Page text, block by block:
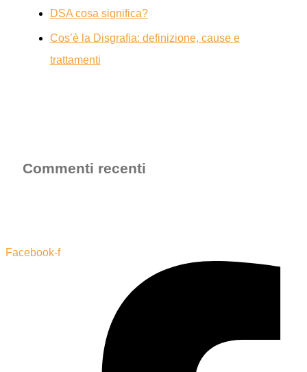
DSA cosa significa?
Cos’è la Disgrafia: definizione, cause e
trattamenti
Commenti recenti
Facebook-f